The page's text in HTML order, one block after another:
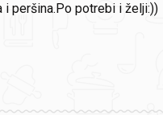
i peršina.Po potrebi i želji:))